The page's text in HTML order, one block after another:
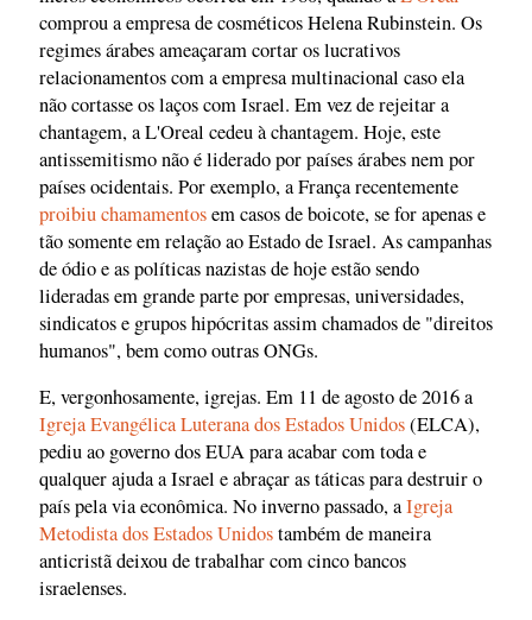
comprou a empresa de cosméticos Helena Rubinstein. Os
regimes árabes ameaçaram cortar os lucrativos
relacionamentos com a empresa multinacional caso ela
não cortasse os laços com Israel. Em vez de rejeitar a
chantagem, a L'Oreal cedeu à chantagem. Hoje, este
antissemitismo não é liderado por países árabes nem por
países ocidentais. Por exemplo, a França recentemente
proibiu chamamentosem casos de boicote, se for apenas e
tão somente em relação ao Estado de Israel. As campanhas
de ódio e as políticas nazistas de hoje estão sendo
lideradas em grande parte por empresas, universidades,
sindicatos e grupos hipócritas assim chamados de "direitos
humanos", bem como outras ONGs.
E, vergonhosamente, igrejas. Em 11 de agosto de 2016 a
Igreja Evangélica Luterana dos Estados Unidos(ELCA),
pediu ao governo dos EUA para acabar com toda e
qualquer ajuda a Israel e abraçar as táticas para destruir o
país pela via econômica. No inverno passado, aIgreja
Metodista dos Estados Unidostambém de maneira
anticristã deixou de trabalhar com cinco bancos
israelenses.